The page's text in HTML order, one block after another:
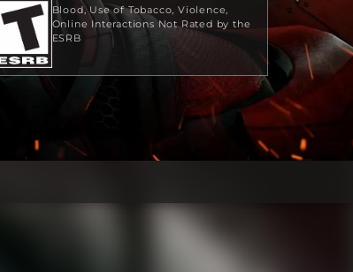
Blood Use of Tobacco Violence
Online Interactions Not Rated by the
ESRB